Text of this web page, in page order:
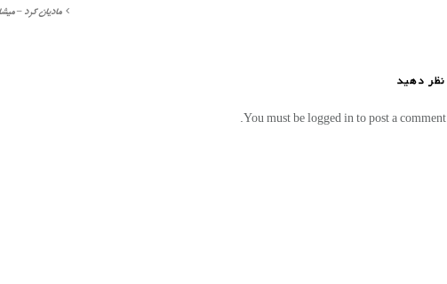
مادیان کرد –
نظر دهید
You must be logged in to post a comment.